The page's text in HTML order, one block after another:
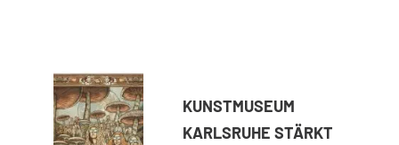
KUNSTMUSEUM
KARLSRUHE STÄRKT